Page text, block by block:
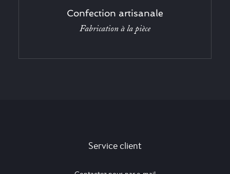
Confection artisanale
Fabrication à la pièce
Service client